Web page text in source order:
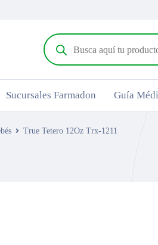
Sucursales Farmadon Guía
True Tetero 12Oz Trx-1211